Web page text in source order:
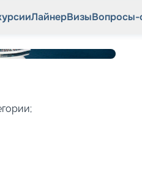
ЛайнерВизыВопросы-